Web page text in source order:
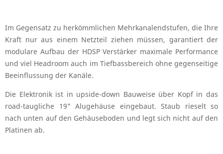
Im Gegensatz zu herkömmlichen Mehrkanalendstufen, die Ihre
Kraft nur aus einem Netzteil ziehen müssen, garantiert der
modulare Aufbau der HDSP Verstärker maximale Performance
und viel Headroom auch im Tiefbassbereich ohne gegenseitige
Beeinflussung der Kanäle.
Die Elektronik ist in upside-down Bauweise über Kopf in das
road-taugliche 19" Alugehäuse eingebaut. Staub rieselt so
nach unten auf den Gehäuseboden und legt sich nicht auf den
Platinen ab.